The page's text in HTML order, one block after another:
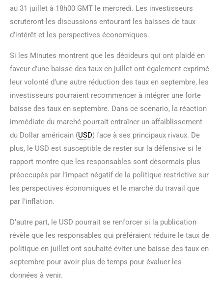
au 31 juillet à 18h00 GMT le mercredi. Les investisseurs
scruteront les discussions entourant les baisses de taux
d’intérêt et les perspectives économiques.
Si les Minutes montrent que les décideurs qui ont plaidé en
faveur d’une baisse des taux en juillet ont également exprimé
leur volonté d’une autre réduction des taux en septembre, les
investisseurs pourraient recommencer à intégrer une forte
baisse des taux en septembre. Dans ce scénario, la réaction
immédiate du marché pourrait entraîner un affaiblissement
du Dollar américain (USD) face à ses principaux rivaux. De
plus, le USD est susceptible de rester sur la défensive si le
rapport montre que les responsables sont désormais plus
préoccupés par l’impact négatif de la politique restrictive sur
les perspectives économiques et le marché du travail que
par l’inflation.
D’autre part, le USD pourrait se renforcer si la publication
révèle que les responsables qui préféraient réduire le taux de
politique en juillet ont souhaité éviter une baisse des taux en
septembre pour avoir plus de temps pour évaluer les
données à venir.